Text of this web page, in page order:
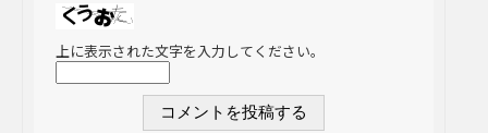
上に表示された文字を入力してください。